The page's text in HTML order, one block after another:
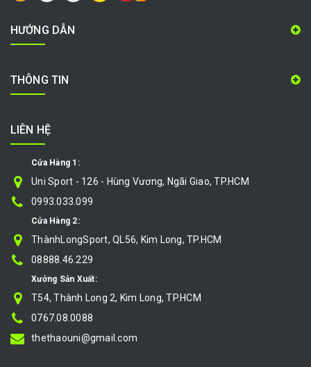
HƯỚNG DẪN
THÔNG TIN
LIÊN HỆ
Cửa Hàng 1:
Uni Sport - 126 - Hùng Vương, Ngãi Giao, TP.HCM
0993.033.099
Cửa Hàng 2:
ThànhLongSport, QL56, Kim Long, TP.HCM
08888.46.229
Xưởng Sản Xuất:
T54, Thành Long 2, Kim Long, TP.HCM
0767.08.0088
thethaouni@gmail.com